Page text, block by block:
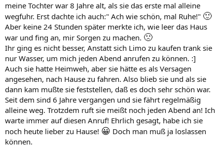
meine Tochter war 8 Jahre alt, als sie das erste mal alleine
wegfuhr. Erst dachte ich auch:" Ach wie schön, mal Ruhe!" 🙂
Aber keine 24 Stunden später merkte ich, wie leer das Haus
war und fing an, mir Sorgen zu machen. 🙁
Ihr ging es nicht besser, Anstatt sich Limo zu kaufen trank sie
nur Wasser, um mich jeden Abend anrufen zu können. :]
Auch sie hatte Heimweh, aber sie hätte es als Versagen
angesehen, nach Hause zu fahren. Also blieb sie und als sie
dann kam mußte sie feststellen, daß es doch sehr schön war.
Seit dem sind 6 Jahre vergangen und sie fährt regelmäßig
alleine weg. Trotzdem ruft sie meißt noch jeden Abend an! Ich
warte immer auf diesen Anruf! Ehrlich gesagt, habe ich sie
noch heute lieber zu Hause! 😀 Doch man muß ja loslassen
können.